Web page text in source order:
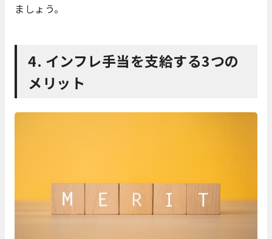
ましょう。
4. インフレ手当を支給する3つの
メリット